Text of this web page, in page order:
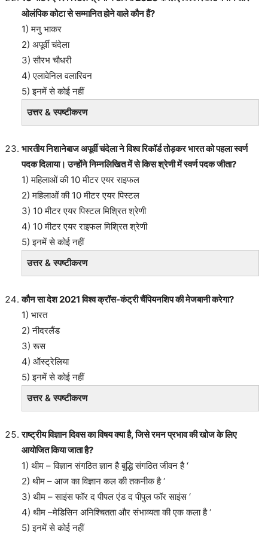
ओलंपिक कोटा से सम्मानित होने वाले कौन हैं?
1) मनु भाकर
2) अपूर्वी चंदेला
3) सौरभ चौधरी
4) एलावेनिल वलारिवन
5) इनमें से कोई नहीं
उत्तर & स्पष्टीकरण
भारतीय निशानेबाज अपूर्वी चंदेला ने विश्व रिकॉर्ड तोड़कर भारत को पहला स्वर्ण
पदक दिलाया। उन्होंने निम्नलिखित में से किस श्रेणी में स्वर्ण पदक जीता?
1) महिलाओं की 10 मीटर एयर राइफल
2) महिलाओं की 10 मीटर एयर पिस्टल
3) 10 मीटर एयर पिस्टल मिश्रित श्रेणी
4) 10 मीटर एयर राइफल मिश्रित श्रेणी
5) इनमें से कोई नहीं
उत्तर & स्पष्टीकरण
कौन सा देश 2021 विश्व क्रॉस-कंट्री चैंपियनशिप की मेजबानी करेगा?
1) भारत
2) नीदरलैंड
3) रूस
4) ऑस्ट्रेलिया
5) इनमें से कोई नहीं
उत्तर & स्पष्टीकरण
राष्ट्रीय विज्ञान दिवस का विषय क्या है, जिसे रमन प्रभाव की खोज के लिए
आयोजित किया जाता है?
1) थीम – विज्ञान संगठित ज्ञान है बुद्धि संगठित जीवन है ‘
2) थीम – आज का विज्ञान कल की तकनीक है ‘
3) थीम – साइंस फॉर द पीपल एंड द पीपुल फॉर साइंस ‘
4) थीम –मेडिसिन अनिश्चितता और संभाव्यता की एक कला है ‘
5) इनमें से कोई नहीं